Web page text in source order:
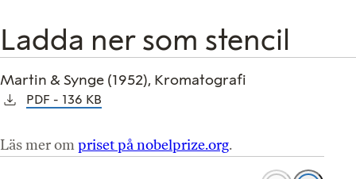
Ladda ner som stencil
Martin & Synge (1952), Kromatografi
PDF 136 KB
Läs mer ompriset på nobelprize.org.